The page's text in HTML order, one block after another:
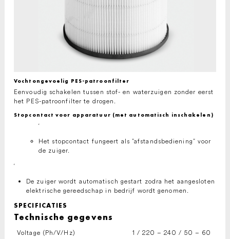
Vochtongevoelig PES-patroonfilter
Eenvoudig schakelen tussen stof- en waterzuigen zonder eerst
het PES-patroonfilter te drogen.
Stopcontact voor apparatuur (met automatisch inschakelen)
‘
Het stopcontact fungeert als ”afstandsbediening” voor
de zuiger.
‘
De zuiger wordt automatisch gestart zodra het aangesloten
elektrische gereedschap in bedrijf wordt genomen.
SPECIFICATIES
Technische gegevens
Voltage (Ph/V/Hz) 1 / 220 – 240 / 50 – 60